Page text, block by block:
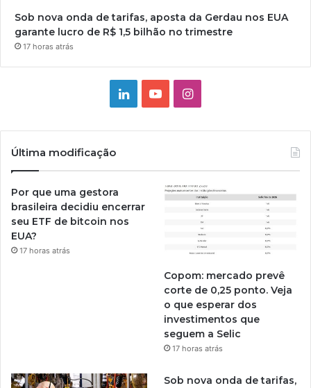
Sob nova onda de tarifas, aposta da Gerdau nos EUA
garante lucro de R$ 1,5 bilhão no trimestre
17 horas atrás
LinkedinYouTubeInstagram
Última modificação
Por que uma gestora
brasileira decidiu encerrar
seu ETF de bitcoin nos
EUA?
17 horas atrás
Copom: mercado prevê
corte de 0,25 ponto. Veja
o que esperar dos
investimentos que
seguem a Selic
17 horas atrás
Sob nova onda de tarifas,